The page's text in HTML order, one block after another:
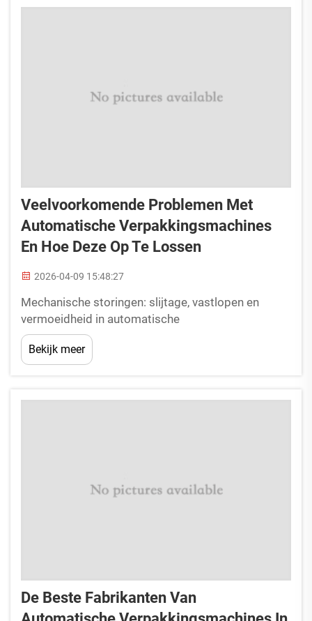
levensduur van de apparatuur wordt verlengd en de
Veelvoorkomende Problemen Met
Automatische Verpakkingsmachines
En Hoe Deze Op Te Lossen
2026-04-09 15:48:27
Mechanische storingen: slijtage, vastlopen en
vermoeidheid in automatische
thermoformmachines voor kunststofverpakkingen.
Versleten onderdelen veroorzaken lawaai, trillingen
en uitlijningsproblemen. Excessieve wrijving en
van kritieke onderdelen—vooral lagers, c...
Bekijk meer
De Beste Fabrikanten Van